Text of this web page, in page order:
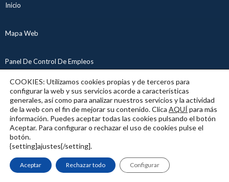
Inicio
Mapa Web
Panel De Control De Empleos
Política De Cookies
Política De Privacidad
Publica Una Oferta Laboral
Seguro De Transportes Para Autónomos
COOKIES: Utilizamos cookies propias y de terceros para
configurar la web y sus servicios acorde a características
generales, así como para analizar nuestros servicios y la actividad
de la web con el fin de mejorar su contenido. Clica AQUÍpara más
información. Puedes aceptar todas las cookies pulsando el botón
Aceptar. Para configurar o rechazar el uso de cookies pulse el
botón.
{setting]ajustes{/setting].
Aceptar Rechazar todo Configurar